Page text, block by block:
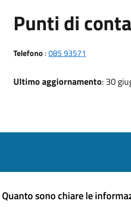
Punti di
Telefono :085 93571
Ultimo aggiornamento: 30
Quanto sono chiare le